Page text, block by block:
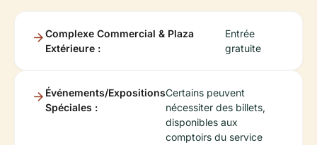
Complexe Commercial & Plaza
Extérieure :
Entrée
gratuite
Événements/Expositions
Spéciales :
Certains peuvent
nécessiter des billets,
disponibles aux
comptoirs du service